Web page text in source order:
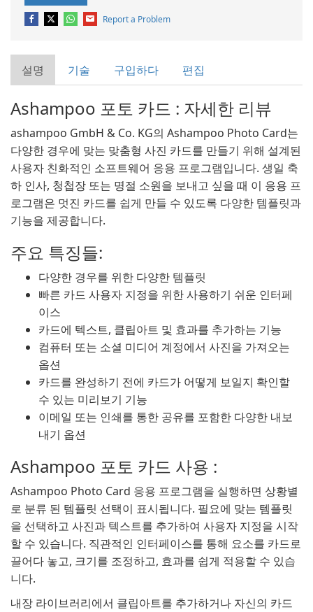
Report a Problem
설명 기술 구입하다 편집
Ashampoo 포토 카드 : 자세한 리뷰
ashampoo GmbH & Co. KG의 Ashampoo Photo Card는
다양한 경우에 맞는 맞춤형 사진 카드를 만들기 위해 설계된
사용자 친화적인 소프트웨어 응용 프로그램입니다. 생일 축
하 인사, 청첩장 또는 명절 소원을 보내고 싶을 때 이 응용 프
로그램은 멋진 카드를 쉽게 만들 수 있도록 다양한 템플릿과
기능을 제공합니다.
주요 특징들:
다양한 경우를 위한 다양한 템플릿
빠른 카드 사용자 지정을 위한 사용하기 쉬운 인터페
이스
카드에 텍스트, 클립아트 및 효과를 추가하는 기능
컴퓨터 또는 소셜 미디어 계정에서 사진을 가져오는
옵션
카드를 완성하기 전에 카드가 어떻게 보일지 확인할
수 있는 미리보기 기능
이메일 또는 인쇄를 통한 공유를 포함한 다양한 내보
내기 옵션
Ashampoo 포토 카드 사용 :
Ashampoo Photo Card 응용 프로그램을 실행하면 상황별
로 분류 된 템플릿 선택이 표시됩니다. 필요에 맞는 템플릿
을 선택하고 사진과 텍스트를 추가하여 사용자 지정을 시작
할 수 있습니다. 직관적인 인터페이스를 통해 요소를 카드로
끌어다 놓고, 크기를 조정하고, 효과를 쉽게 적용할 수 있습
니다.
내장 라이브러리에서 클립아트를 추가하거나 자신의 카드